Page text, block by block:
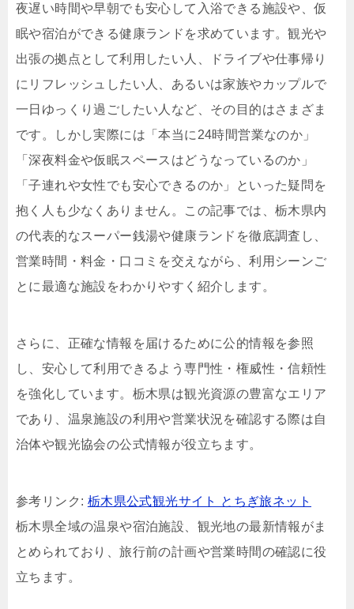
夜遅い時間や早朝でも安心して入浴できる施設や、仮
眠や宿泊ができる健康ランドを求めています。観光や
出張の拠点として利用したい人、ドライブや仕事帰り
にリフレッシュしたい人、あるいは家族やカップルで
一日ゆっくり過ごしたい人など、その目的はさまざま
です。しかし実際には「本当に24時間営業なのか」
「深夜料金や仮眠スペースはどうなっているのか」
「子連れや女性でも安心できるのか」といった疑問を
抱く人も少なくありません。この記事では、栃木県内
の代表的なスーパー銭湯や健康ランドを徹底調査し、
営業時間・料金・口コミを交えながら、利用シーンご
とに最適な施設をわかりやすく紹介します。
さらに、正確な情報を届けるために公的情報を参照
し、安心して利用できるよう専門性・権威性・信頼性
を強化しています。栃木県は観光資源の豊富なエリア
であり、温泉施設の利用や営業状況を確認する際は自
治体や観光協会の公式情報が役立ちます。
参考リンク: 栃木県公式観光サイト とちぎ旅ネット
栃木県全域の温泉や宿泊施設、観光地の最新情報がま
とめられており、旅行前の計画や営業時間の確認に役
立ちます。